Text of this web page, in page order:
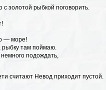
золотой рыбкой поговорить.
— море!
рыбку там поймаю.
подождать,
считают Невод приходит пустой.